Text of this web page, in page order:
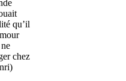
qu’il
chez